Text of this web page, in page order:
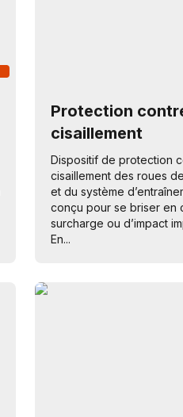
Protection
cisaillement
Dispositif de protection
cisaillement des roues
et du système
conçu pour se briser en
surcharge ou d’impact
En...